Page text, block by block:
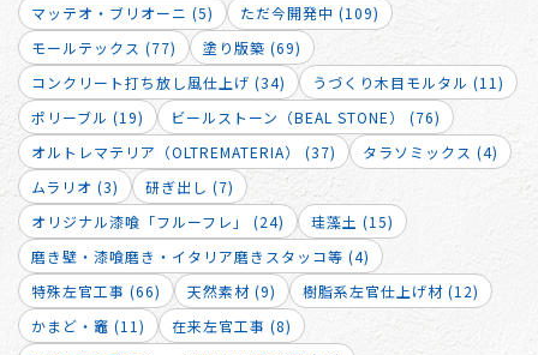
マッテオ・ブリオーニ (5)
ただ今開発中 (109)
モールテックス (77)
塗り版築 (69)
コンクリート打ち放し風仕上げ (34)
うづくり木目モルタル (11)
ポリーブル (19)
ビールストーン（BEAL STONE） (76)
オルトレマテリア（OLTREMATERIA） (37)
タラソミックス (4)
ムラリオ (3)
研ぎ出し (7)
オリジナル漆喰「フルーフレ」 (24)
珪藻土 (15)
磨き壁・漆喰磨き・イタリア磨きスタッコ等 (4)
特殊左官工事 (66)
天然素材 (9)
樹脂系左官仕上げ材 (12)
かまど・竈 (11)
在来左官工事 (8)